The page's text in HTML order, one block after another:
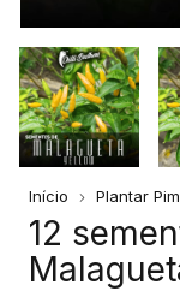
Início Plantar
12